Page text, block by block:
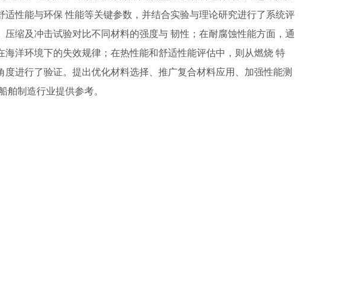
适性能与环保 性能等关键参数，并结合实验与理论研究进行了系统评
缩及冲击试验对比不同材料的强度与 韧性；在耐腐蚀性能方面，通
海洋环境下的失效规律；在热性能和舒适性能评估中，则从燃烧 特
进行了验证。提出优化材料选择、推广复合材料应用、加强性能测
舶制造行业提供参考。